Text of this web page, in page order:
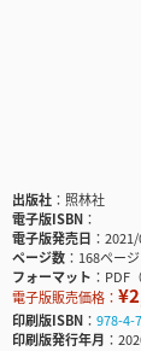
出版社
照林社
電子版ISBN
電子版発売日
2021/
ページ数
168ページ
フォーマット
PDF
電子版販売価格：
印刷版ISBN
978-4-
印刷版発行年月